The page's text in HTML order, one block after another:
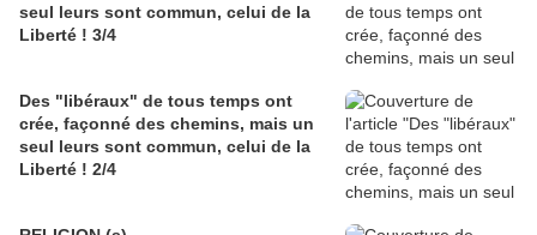
seul leurs sont commun, celui de la
Liberté ! 3/4
Des "libéraux" de tous temps ont
crée, façonné des chemins, mais un
seul leurs sont commun, celui de la
Liberté ! 2/4